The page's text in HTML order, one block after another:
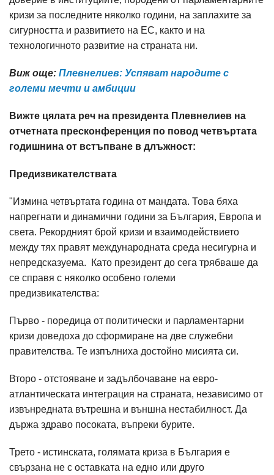
кризи за последните няколко години, на заплахите за
сигурността и развитието на ЕС, както и на
технологичното развитие на страната ни.
Виж още: Плевнелиев: Успяват народите с
големи мечти и амбиции
Вижте цялата реч на президента Плевнелиев на
отчетната пресконференция по повод четвъртата
годишнина от встъпване в длъжност:
Предизвикателствата
"Измина четвъртата година от мандата. Това бяха
напрегнати и динамични години за България, Европа и
света. Рекордният брой кризи и взаимодействието
между тях правят международната среда несигурна и
непредсказуема. Като президент до сега трябваше да
се справя с няколко особено големи
предизвикателства:
Първо - поредица от политически и парламентарни
кризи доведоха до сформиране на две служебни
правителства. Те изпълниха достойно мисията си.
Второ - отстояване и задълбочаване на евро-
атлантическата интеграция на страната, независимо от
извънредната вътрешна и външна нестабилност. Да
държа здраво посоката, въпреки бурите.
Трето - истинската, голямата криза в България е
свързана не с оставката на едно или друго